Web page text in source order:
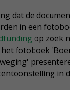
dat de
in een
op zoek
fotoboek
in